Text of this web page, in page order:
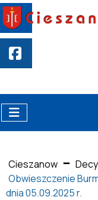
Cieszanow
Obwieszczenie
dnia 05.09.2025 r.